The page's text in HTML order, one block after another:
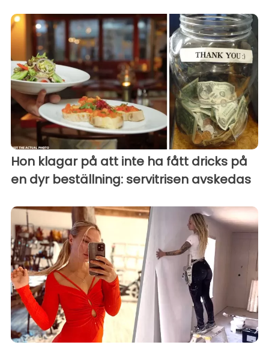
Hon klagar på att inte ha fått dricks på
en dyr beställning: servitrisen avskedas